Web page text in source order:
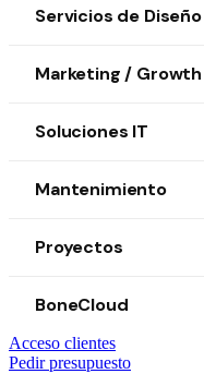
Servicios de Diseño
Marketing / Growth
Soluciones IT
Mantenimiento
Proyectos
BoneCloud
Acceso clientes
Pedir presupuesto